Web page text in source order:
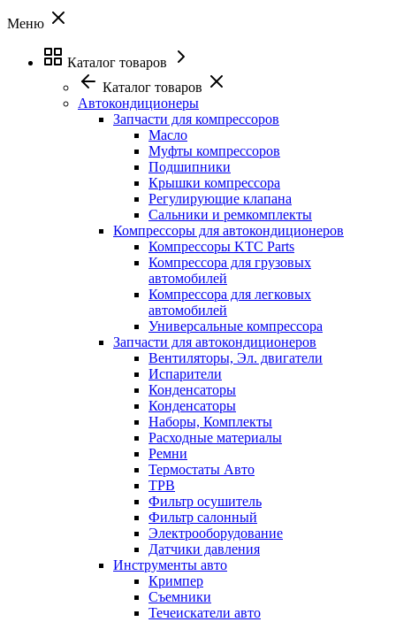
Меню
Каталог товаров
Каталог товаров
Автокондиционеры
Запчасти для компрессоров
Масло
Муфты компрессоров
Подшипники
Крышки компрессора
Регулирующие клапана
Сальники и ремкомплекты
Компрессоры для автокондиционеров
Компрессоры KTC Parts
Компрессора для грузовых
автомобилей
Компрессора для легковых
автомобилей
Универсальные компрессора
Запчасти для автокондиционеров
Вентиляторы, Эл. двигатели
Испарители
Конденсаторы
Конденсаторы
Наборы, Комплекты
Расходные материалы
Ремни
Термостаты Авто
ТРВ
Фильтр осушитель
Фильтр салонный
Электрооборудование
Датчики давления
Инструменты авто
Кримпер
Съемники
Течеискатели авто